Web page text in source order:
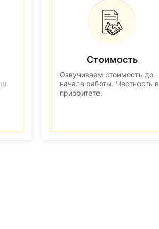
Стоимость
Озвучиваем стоимость до
начала работы. Честность в
приоритете.